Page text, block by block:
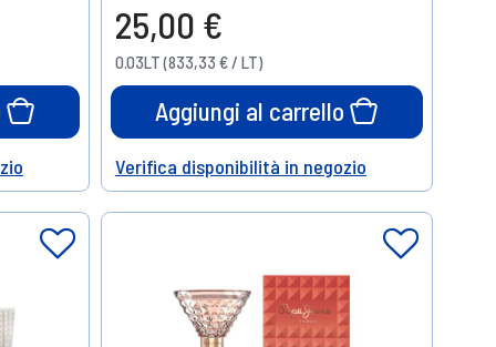
25,00 €
0.03LT (833,33 € / LT)
Aggiungi al carrello
Help
Verifica disponibilità in negozio